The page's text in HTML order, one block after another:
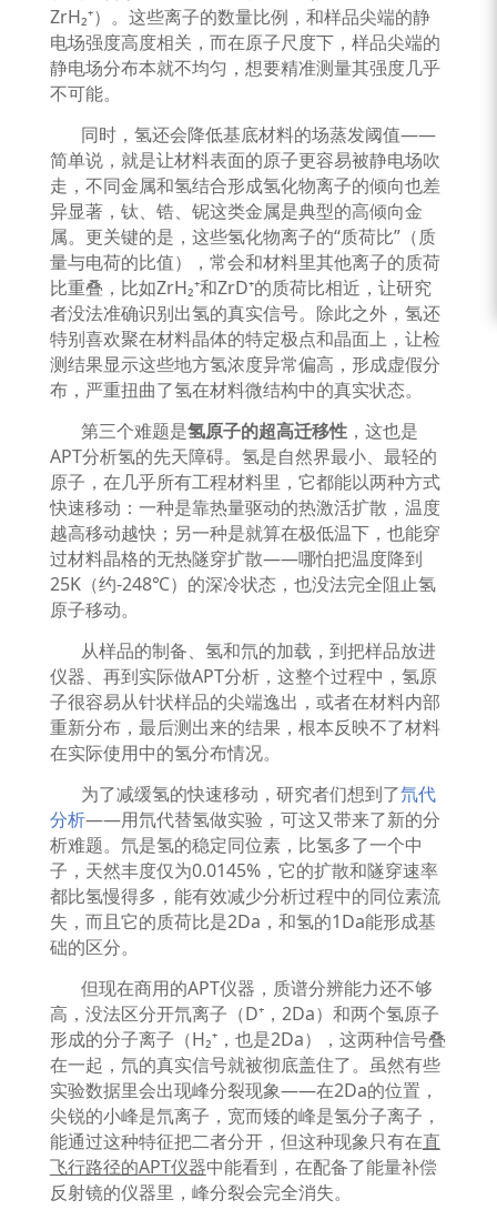
ZrH₂⁺）。这些离子的数量比例，和样品尖端的静
电场强度高度相关，而在原子尺度下，样品尖端的
静电场分布本就不均匀，想要精准测量其强度几乎
不可能。
同时，氢还会降低基底材料的场蒸发阈值——
简单说，就是让材料表面的原子更容易被静电场吹
走，不同金属和氢结合形成氢化物离子的倾向也差
异显著，钛、锆、铌这类金属是典型的高倾向金
属。更关键的是，这些氢化物离子的“质荷比”（质
量与电荷的比值），常会和材料里其他离子的质荷
比重叠，比如ZrH₂⁺和ZrD⁺的质荷比相近，让研究
者没法准确识别出氢的真实信号。除此之外，氢还
特别喜欢聚在材料晶体的特定极点和晶面上，让检
测结果显示这些地方氢浓度异常偏高，形成虚假分
布，严重扭曲了氢在材料微结构中的真实状态。
第三个难题是氢原子的超高迁移性，这也是
APT分析氢的先天障碍。氢是自然界最小、最轻的
原子，在几乎所有工程材料里，它都能以两种方式
快速移动：一种是靠热量驱动的热激活扩散，温度
越高移动越快；另一种是就算在极低温下，也能穿
过材料晶格的无热隧穿扩散——哪怕把温度降到
25K（约-248℃）的深冷状态，也没法完全阻止氢
原子移动。
从样品的制备、氢和氘的加载，到把样品放进
仪器、再到实际做APT分析，这整个过程中，氢原
子很容易从针状样品的尖端逸出，或者在材料内部
重新分布，最后测出来的结果，根本反映不了材料
在实际使用中的氢分布情况。
为了减缓氢的快速移动，研究者们想到了氘代
分析——用氘代替氢做实验，可这又带来了新的分
析难题。氘是氢的稳定同位素，比氢多了一个中
子，天然丰度仅为0.0145%，它的扩散和隧穿速率
都比氢慢得多，能有效减少分析过程中的同位素流
失，而且它的质荷比是2Da ，和氢的1Da能形成基
础的区分。
但现在商用的APT仪器，质谱分辨能力还不够
高，没法区分开氘离子（D⁺， 2Da）和两个氢原子
形成的分子离子（H₂⁺，也是2Da），这两种信号叠
在一起，氘的真实信号就被彻底盖住了。虽然有些
实验数据里会出现峰分裂现象——在2Da的位置，
尖锐的小峰是氘离子，宽而矮的峰是氢分子离子，
能通过这种特征把二者分开，但这种现象只有在直
飞行路径的APT仪器中能看到，在配备了能量补偿
反射镜的仪器里，峰分裂会完全消失。